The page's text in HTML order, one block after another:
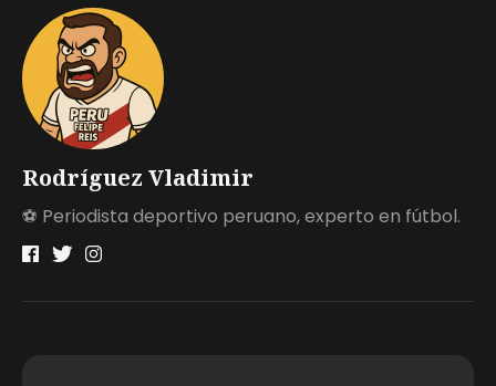
Rodríguez Vladimir
⚽ Periodista deportivo peruano, experto en fútbol.